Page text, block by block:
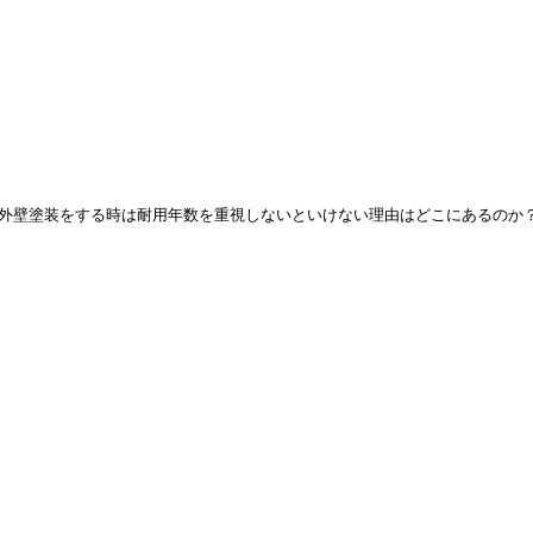
壁塗装をする時は耐用年数を重視しないといけない理由はどこにあるのか